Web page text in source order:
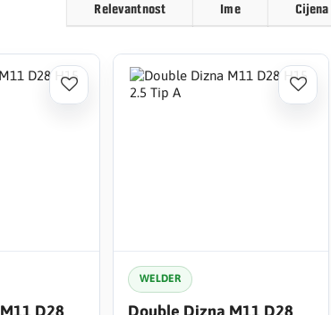
Relevantnost Ime Cijena
D28
WELDER
Double Dizna M11 D28